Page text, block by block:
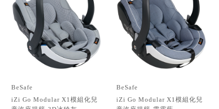
BeSafe
iZi Go Modular X1模組化兒
BeSafe
iZi Go Modular X1模組化兒